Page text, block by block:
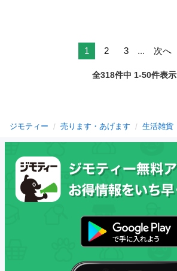
1 2 3 ... 次へ
全318件中 1-50件表示
ジモティー 売ります・あげます 生活雑貨